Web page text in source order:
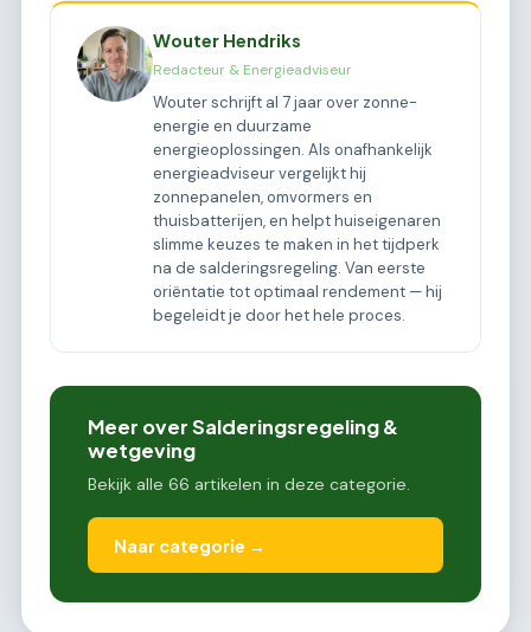
Wouter Hendriks
Redacteur & Energieadviseur
Wouter schrijft al 7 jaar over zonne-
energie en duurzame
energieoplossingen. Als onafhankelijk
energieadviseur vergelijkt hij
zonnepanelen, omvormers en
thuisbatterijen, en helpt huiseigenaren
slimme keuzes te maken in het tijdperk
na de salderingsregeling. Van eerste
oriëntatie tot optimaal rendement — hij
begeleidt je door het hele proces.
Meer over Salderingsregeling &
wetgeving
Bekijk alle 66 artikelen in deze categorie.
Naar categorie →